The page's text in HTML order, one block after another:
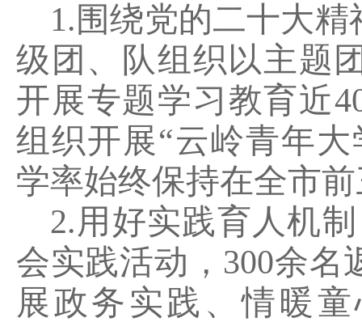
1.围绕党的二十大
级团、队组织以主题
开展专题学习教育近
组织开展“云岭青年大
学率始终保持在全市
2.用好实践育人机
会实践活动， 300余名
展政务实践、情暖